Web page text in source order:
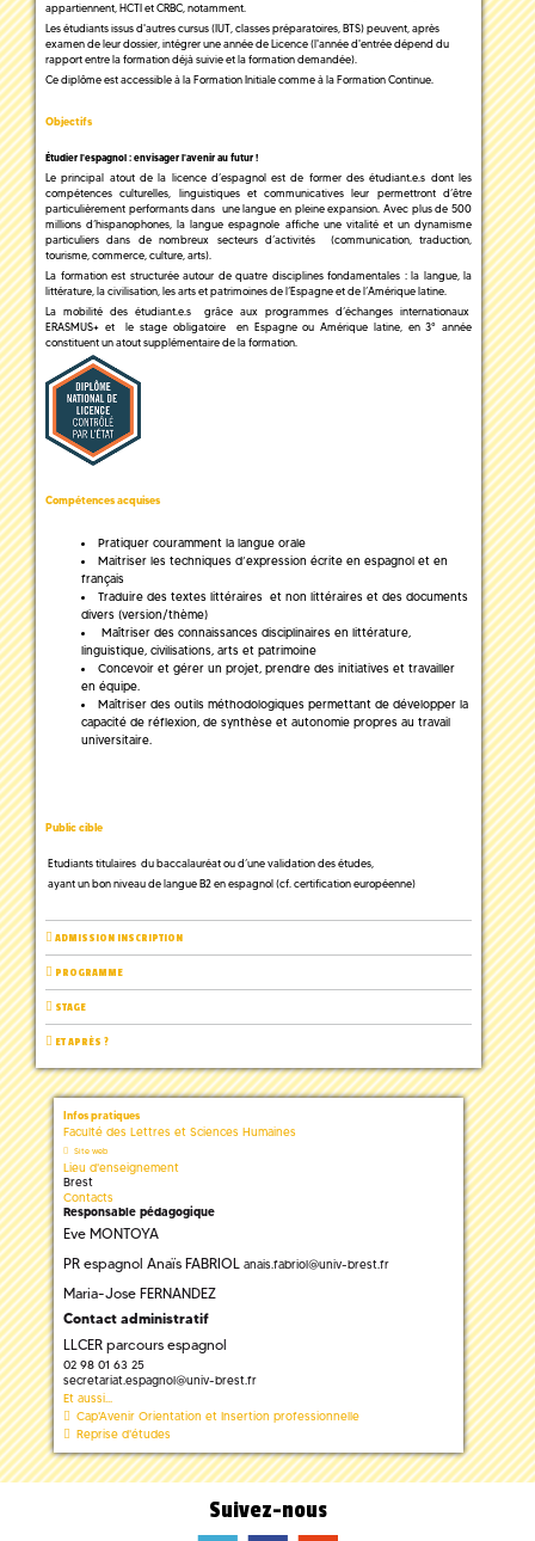
appartiennent, HCTI et CRBC, notamment.
Les étudiants issus d'autres cursus (IUT, classes préparatoires, BTS) peuvent, après
examen de leur dossier, intégrer une année de Licence (l'année d'entrée dépend du
rapport entre la formation déjà suivie et la formation demandée).
Ce diplôme est accessible à la Formation Initiale comme à la Formation Continue.
Objectifs
Étudier l'espagnol : envisager l'avenir au futur !
Le principal atout de la licence d’espagnol est de former des étudiant.e.s dont les
compétences culturelles, linguistiques et communicatives leur permettront d’être
particulièrement performants dans une langue en pleine expansion. Avec plus de 500
millions d’hispanophones, la langue espagnole affiche une vitalité et un dynamisme
particuliers dans de nombreux secteurs d’activités (communication, traduction,
tourisme, commerce, culture, arts).
La formation est structurée autour de quatre disciplines fondamentales : la langue, la
littérature, la civilisation, les arts et patrimoines de l’Espagne et de l’Amérique latine.
La mobilité des étudiant.e.s grâce aux programmes d’échanges internationaux
ERASMUS+ et le stage obligatoire en Espagne ou Amérique latine, en 3° année
constituent un atout supplémentaire de la formation.
Compétences acquises
Pratiquer couramment la langue orale
Maitriser les techniques d’expression écrite en espagnol et en
français
Traduire des textes littéraires et non littéraires et des documents
divers (version/thème)
Maîtriser des connaissances disciplinaires en littérature,
linguistique, civilisations, arts et patrimoine
Concevoir et gérer un projet, prendre des initiatives et travailler
en équipe.
Maîtriser des outils méthodologiques permettant de développer la
capacité de réflexion, de synthèse et autonomie propres au travail
universitaire.
Public cible
Etudiants titulaires du baccalauréat ou d’une validation des études,
ayant un bon niveau de langue B2 en espagnol (cf. certification européenne)
ADMISSION INSCRIPTION
PROGRAMME
STAGE
ET APRÈS ?
Infos pratiques
Faculté des Lettres et Sciences Humaines
Site web
Lieu d'enseignement
Brest
Contacts
Responsable pédagogique
Eve MONTOYA
PR espagnol Anaïs FABRIOL anais.fabriol@univ-brest.fr
Maria-Jose FERNANDEZ
Contact administratif
LLCER parcours espagnol
02 98 01 63 25
secretariat.espagnol@univ-brest.fr
Et aussi...
Cap'Avenir Orientation et Insertion professionnelle
Reprise d'études
Suivez-nous